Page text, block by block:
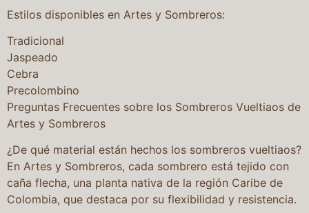
Estilos disponibles en Artes y Sombreros:
Tradicional
Jaspeado
Cebra
Precolombino
Preguntas Frecuentes sobre los Sombreros Vueltiaos de
Artes y Sombreros
¿De qué material están hechos los sombreros vueltiaos?
En Artes y Sombreros, cada sombrero está tejido con
caña flecha, una planta nativa de la región Caribe de
Colombia, que destaca por su flexibilidad y resistencia.